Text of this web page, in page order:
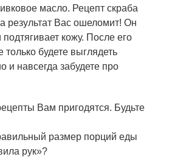
масло. Рецепт скраба
результат Вас ошеломит! Он
кожу. После его
будете выглядеть
и навсегда забудете про
Вам пригодятся. Будьте
размер порций еды
рук»?